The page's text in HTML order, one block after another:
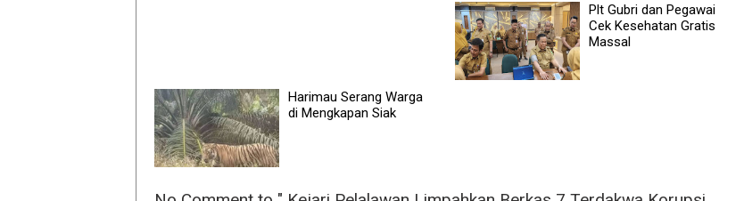
Plt Gubri dan Pegawai
Cek Kesehatan Gratis
Massal
Harimau Serang Warga
di Mengkapan Siak